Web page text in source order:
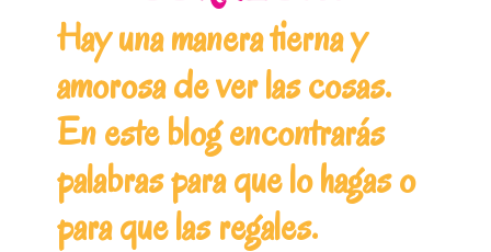
Hay una manera tierna y
amorosa de ver las cosas.
En este blog encontrarás
palabras para que lo hagas o
para que las regales.